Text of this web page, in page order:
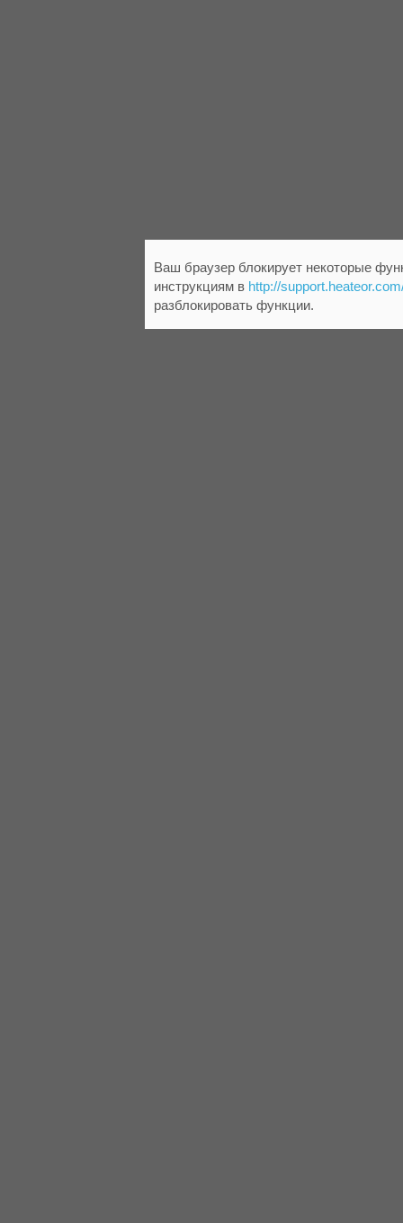
Ваш браузер блокирует некоторые
инструкциям в http://
разблокировать функции.